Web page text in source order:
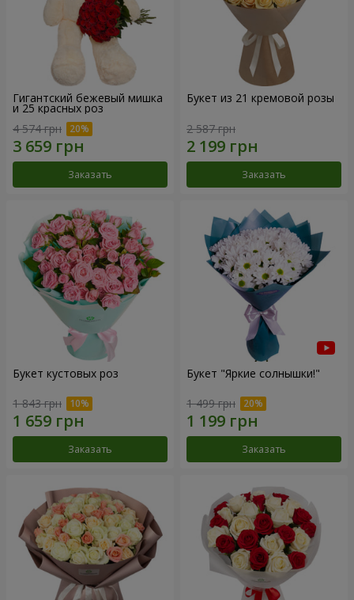
Гигантский бежевый мишка
и 25 красных роз
4 574 грн
Заказать
Букет из 21 кремовой розы
2 587 грн
Заказать
Букет кустовых роз
1 843 грн
Заказать
Букет "Яркие солнышки!"
1 499 грн
Заказать